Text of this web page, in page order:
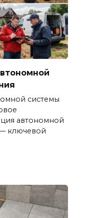
системы
автономной
ключевой